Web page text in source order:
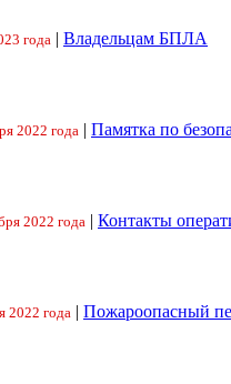
года | Владельцам БПЛА
2022 года | Памятка по
2022 года | Контакты
2022 года | Пожароопасный